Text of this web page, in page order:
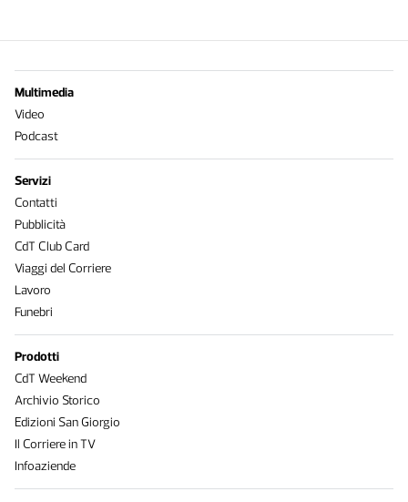
Multimedia
Video
Podcast
Servizi
Contatti
Pubblicità
CdT Club Card
Viaggi del Corriere
Lavoro
Funebri
Prodotti
CdT Weekend
Archivio Storico
Edizioni San Giorgio
Il Corriere in TV
Infoaziende